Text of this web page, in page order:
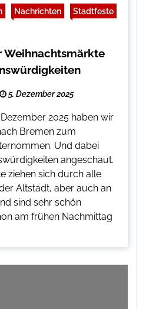
Nachrichten Stadtfeste
Weihnachtsmärkte
5. Dezember 2025
2025 haben wir
Bremen zum
Und dabei
angeschaut.
ziehen sich durch alle
Altstadt, aber auch an
sind sehr schön
am frühen Nachmittag